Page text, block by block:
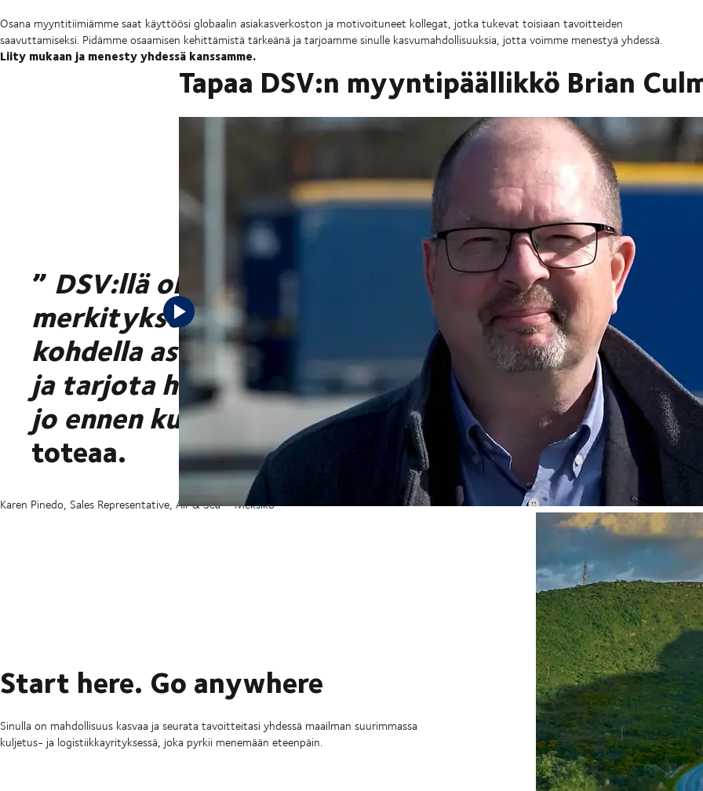
Osana myyntitiimiämme saat käyttöösi globaalin asiakasverkoston ja motivoituneet kollegat, jotka tukevat toisiaan tavoitteiden
saavuttamiseksi. Pidämme osaamisen kehittämistä tärkeänä ja tarjoamme sinulle kasvumahdollisuuksia, jotta voimme menestyä yhdessä.
Liity mukaan ja menesty yhdessä kanssamme.
Tapaa DSV:n myyntipäällikkö Brian
” DSV:llä olemme tietoisia hyvän asiakaspalvelun
merkityksestä. Tiedämme, kuinka tärkeää on
kohdella asiakkaita parhaalla mahdollisella tavalla
ja tarjota heille kaikki heidän tarvitsemansa tieto
jo ennen kuin he ehtivät kysyä sitä ”, Karen
toteaa.
Karen Pinedo, Sales Representative, Air & Sea – Meksiko
Start here. Go anywhere
Sinulla on mahdollisuus kasvaa ja seurata tavoitteitasi yhdessä maailman suurimmassa
kuljetus- ja logistiikkayrityksessä, joka pyrkii menemään eteenpäin.